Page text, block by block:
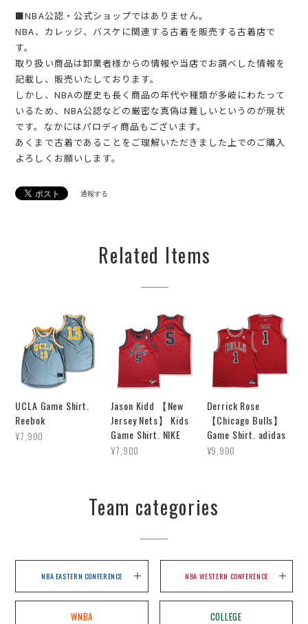
■NBA公認・公式ショップではありません。
NBA、カレッジ、バスケに関連する古着を販売する古着店で
す。
取り扱い商品は卸業者様からの情報や当店でお調べした情報を
記載し、販売いたしております。
しかし、NBAの歴史も長く商品の年代や種類が多岐にわたって
いるため、NBA公認などの厳密な真偽は難しいというのが現状
です。なかにはパロディ商品もございます。
あくまで古着であることをご理解いただきました上でのご購入
よろしくお願いします。
通報する
Related Items
UCLA Game Shirt.
Reebok
¥7,900
Jason Kidd 【New
Jersey Nets】 Kids
Game Shirt. NIKE
¥7,900
Derrick Rose
【Chicago Bulls】
Game Shirt. adidas
¥9,900
Team categories
NBA EASTERN CONFERENCE NBA WESTERN CONFERENCE
WNBA COLLEGE